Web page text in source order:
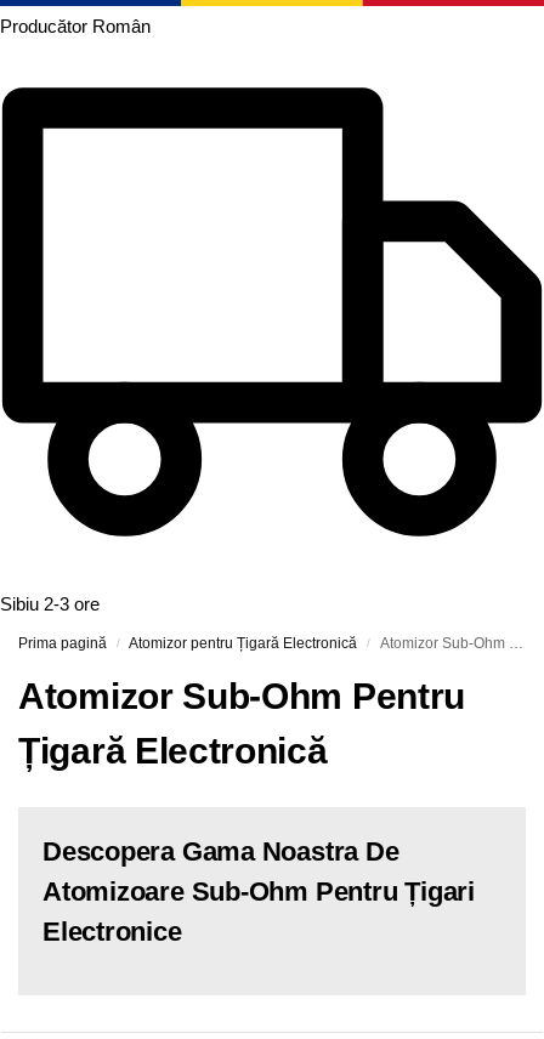
Producător Român
Sibiu 2-3 ore
Prima pagină / Atomizor pentru Țigară Electronică / Atomizor Sub-Ohm Pentru Țigară Electronică
Atomizor Sub-Ohm Pentru
Țigară Electronică
Descopera Gama Noastra De
Atomizoare Sub-Ohm Pentru Țigari
Electronice